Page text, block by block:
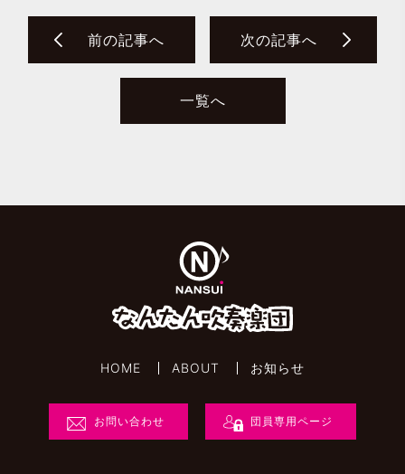
前の記事へ 次の記事へ
一覧へ
HOME ABOUT お知らせ
お問い合わせ 団員専用ページ